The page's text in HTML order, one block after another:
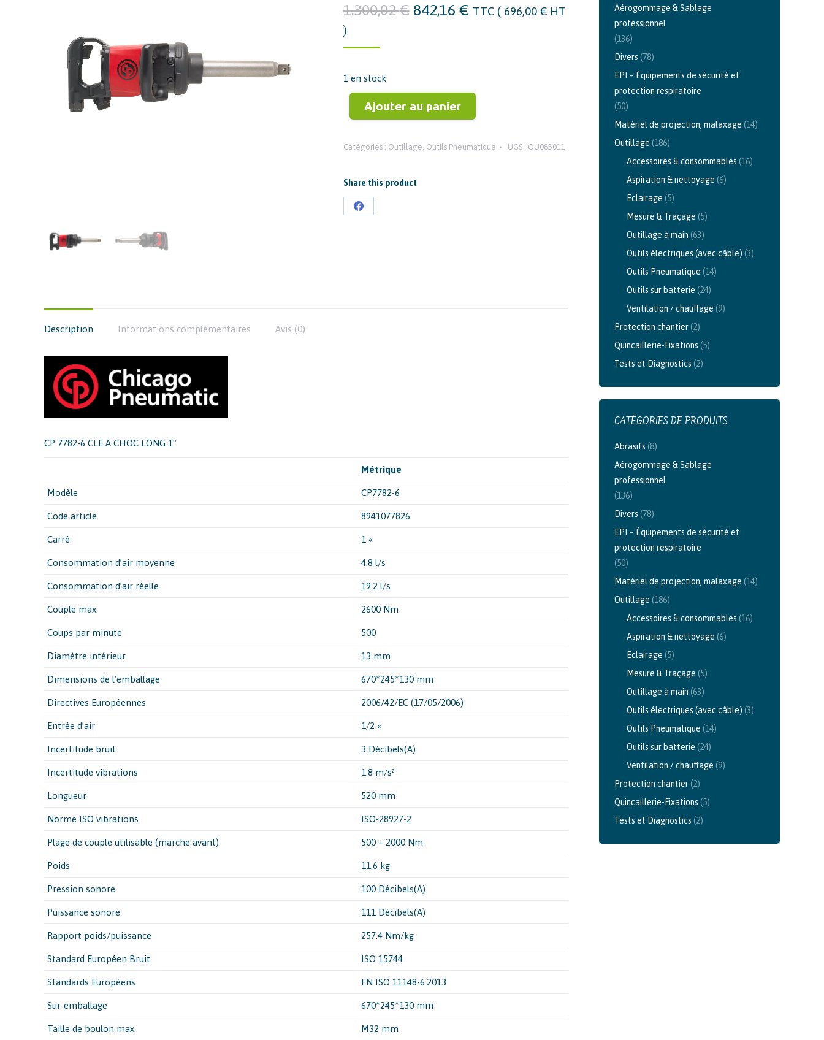
1.300,02€ Le
842,16 €Le
TTC ( 696,00 €HT
)
1 en stock
Ajouter au panier
Catégories : Outillage, Outils Pneumatique UGS : OU085011
Share this product
Partager
Description Informations complémentaires Avis (0)
CP 7782-6 CLE A CHOC LONG 1″
Métrique
Modèle CP7782-6
Code article 8941077826
Carré 1 «
Consommation d’air moyenne 4.8 l/s
Consommation d’air réelle 19.2 l/s
Couple max. 2600 Nm
Coups par minute 500
Diamètre intérieur 13 mm
Dimensions de l’emballage 670*245*130 mm
Directives Européennes 2006/42/EC (17/05/2006)
Entrée d’air 1/2 «
Incertitude bruit 3 Décibels(A)
Incertitude vibrations 1.8 m/s²
Longueur 520 mm
Norme ISO vibrations ISO-28927-2
Plage de couple utilisable (marche avant) 500 – 2000 Nm
Poids 11.6 kg
Pression sonore 100 Décibels(A)
Puissance sonore 111 Décibels(A)
Rapport poids/puissance 257.4 Nm/kg
Standard Européen Bruit ISO 15744
Standards Européens EN ISO 11148-6:2013
Sur-emballage 670*245*130 mm
Taille de boulon max. M32 mm
Aérogommage & Sablage
professionnel
(136)
Divers (78)
EPI – Équipements de sécurité et
protection respiratoire
(50)
Matériel de projection, malaxage (14)
Outillage (186)
Accessoires & consommables (16)
Aspiration & nettoyage (6)
Eclairage (5)
Mesure & Traçage (5)
Outillage à main (63)
Outils électriques (avec câble) (3)
Outils Pneumatique (14)
Outils sur batterie (24)
Ventilation / chauffage (9)
Protection chantier(2)
Quincaillerie-Fixations (5)
Tests et Diagnostics (2)
CATÉGORIES DE PRODUITS
Abrasifs (8)
Aérogommage & Sablage
professionnel
(136)
Divers (78)
EPI – Équipements de sécurité et
protection respiratoire
(50)
Matériel de projection, malaxage (14)
Outillage (186)
Accessoires & consommables (16)
Aspiration & nettoyage (6)
Eclairage (5)
Mesure & Traçage (5)
Outillage à main (63)
Outils électriques (avec câble) (3)
Outils Pneumatique (14)
Outils sur batterie (24)
Ventilation / chauffage (9)
Protection chantier(2)
Quincaillerie-Fixations (5)
Tests et Diagnostics (2)